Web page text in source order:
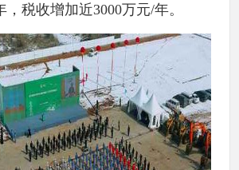
税收增加近3000万元/年。